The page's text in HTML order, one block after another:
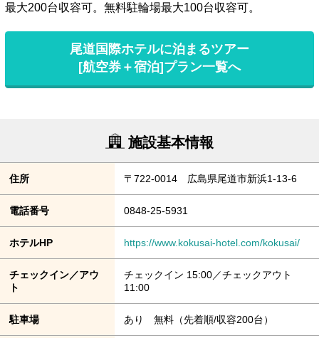
最大200台収容可。無料駐輪場最大100台収容可。
尾道国際ホテルに泊まるツアー
[航空券＋宿泊]プラン一覧へ
施設基本情報
住所 〒722-0014 広島県尾道市新浜1-13-6
電話番号 0848-25-5931
ホテルHP https://www.kokusai-hotel.com/kokusai/
チェックイン／アウ
ト
チェックイン 15:00／チェックアウト
11:00
駐車場 あり 無料（先着順/収容200台）